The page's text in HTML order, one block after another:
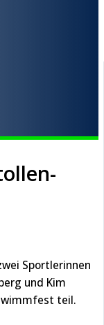
Sportlerinnen
und Kim
teil.